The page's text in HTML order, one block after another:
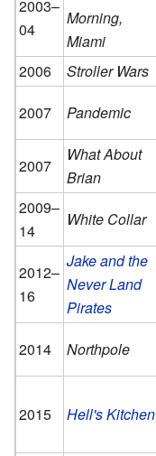
2003–
04
Morning,
Miami
2006 Stroller Wars
2007
Pandemic
2007
What About
Brian
2009–
14
White Collar
2012–
16
Jake and the
Never Land
Pirates
2014 Northpole
2015 Hell's Kitchen